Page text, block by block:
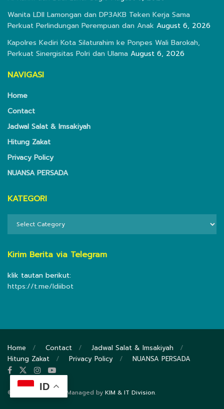
Wanita LDII Lamongan dan DP3AKB Teken Kerja Sama
Perkuat Perlindungan Perempuan dan Anak August 6, 2026
Kapolres Kediri Kota Silaturahim ke Ponpes Wali Barokah,
Perkuat Sinergisitas Polri dan Ulama August 6, 2026
NAVIGASI
Home
Contact
Jadwal Salat & Imsakiyah
Hitung Zakat
Privacy Policy
NUANSA PERSADA
KATEGORI
KATEGORI
Kirim Berita via Telegram
klik tautan berikut:
https://t.me/ldiibot
Home Contact
Jadwal Salat & Imsakiyah
Hitung Zakat
Privacy Policy NUANSA PERSADA
© 2020 DPP LDII - Managed by KIM & IT Division.
ID